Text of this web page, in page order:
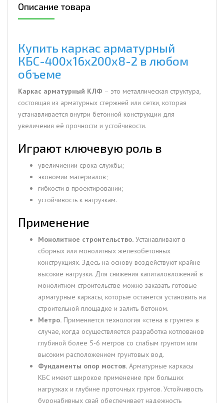
Описание товара
Купить каркас арматурный
КБС-400х16х200х8-2 в любом
объеме
Каркас арматурный КЛФ – это металлическая структура,
состоящая из арматурных стержней или сетки, которая
устанавливается внутри бетонной конструкции для
увеличения её прочности и устойчивости.
Играют ключевую роль в
увеличиении срока службы;
экономии материалов;
гибкости в проектировании;
устойчивость к нагрузкам.
Применение
Монолитное строительство. Устанавливают в
сборных или монолитных железобетонных
конструкциях. Здесь на основу воздействуют крайне
высокие нагрузки. Для снижения капиталовложений в
монолитном строительстве можно заказать готовые
арматурные каркасы, которые останется установить на
строительной площадке и залить бетоном.
Метро. Применяется технология «стена в грунте» в
случае, когда осуществляется разработка котлованов
глубиной более 5-6 метров со слабым грунтом или
высоким расположением грунтовых вод.
Фундаменты опор мостов. Арматурные каркасы
КБС имеют широкое применение при больших
нагрузках и глубине проточных грунтов. Устойчивость
буронабивных свай обеспечивает надежность